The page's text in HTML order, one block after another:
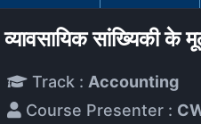
व्यावसायिक सांख्यिकी के
Track : Accounting
Course Presenter :